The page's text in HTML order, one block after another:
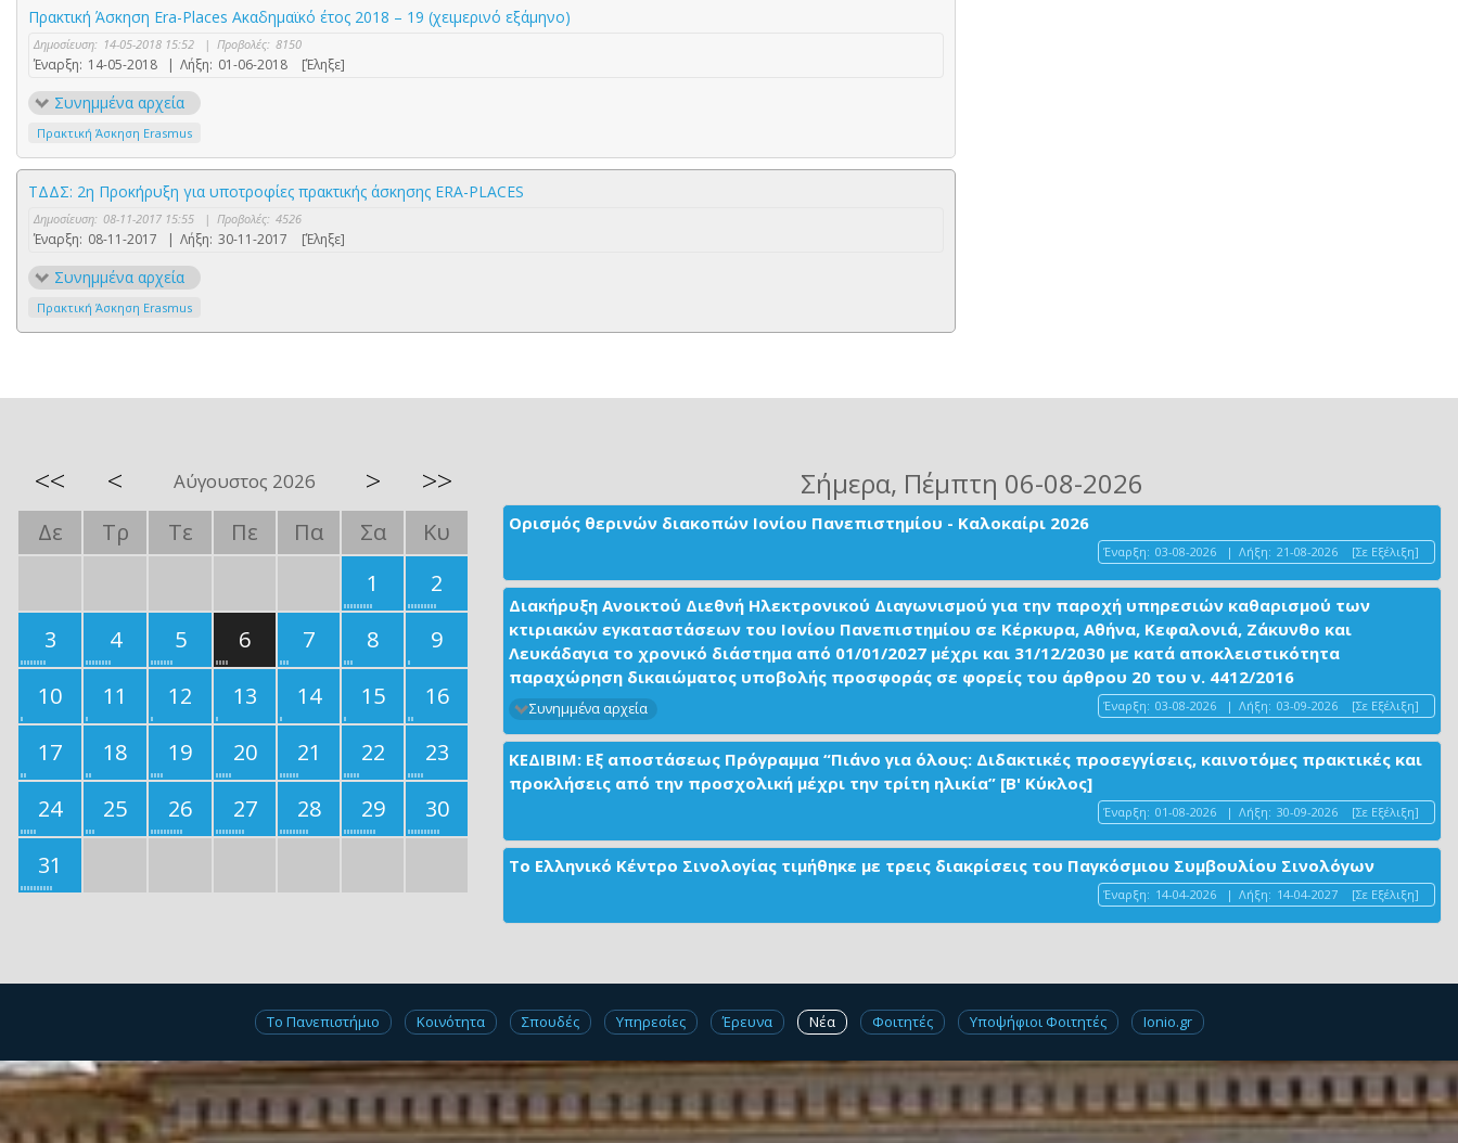
Πρακτική Άσκηση Era-Places Ακαδημαϊκό έτος 2018 – 19 (χειμερινό εξάμηνο)
Δημοσίευση: 14-05-2018 15:52 | Προβολές: 8150
Έναρξη: 14-05-2018 | Λήξη: 01-06-2018 [Έληξε]
Συνημμένα αρχεία
Πρακτική Άσκηση Erasmus
ΤΔΔΣ: 2η Προκήρυξη για υποτροφίες πρακτικής άσκησης ERA-PLACES
Δημοσίευση: 08-11-2017 15:55 | Προβολές: 4526
Έναρξη: 08-11-2017 | Λήξη: 30-11-2017 [Έληξε]
Συνημμένα αρχεία
Πρακτική Άσκηση Erasmus
<< < Αύγουστος 2026 > >>
Δε Τρ Τε Πε Πα Σα
Κυ
1
2
3
4 5 6 7 8
9
10
11 12 13 14 15
16
17
18 19 20 21 22
23
24
25 26 27 28 29
30
31
Σήμερα, Πέμπτη 06-08-2026
Ορισμός θερινών διακοπών Ιονίου Πανεπιστημίου - Καλοκαίρι 2026
Έναρξη: 03-08-2026 | Λήξη: 21-08-2026 [Σε Εξέλιξη]
Διακήρυξη Ανοικτού Διεθνή Ηλεκτρονικού Διαγωνισμού για την παροχή υπηρεσιών καθαρισμού των
κτιριακών εγκαταστάσεων του Ιονίου Πανεπιστημίου σε Κέρκυρα, Αθήνα, Κεφαλονιά, Ζάκυνθο και
Λευκάδαγια το χρονικό διάστημα από 01/01/2027 μέχρι και 31/12/2030 με κατά αποκλειστικότητα
παραχώρηση δικαιώματος υποβολής προσφοράς σε φορείς του άρθρου 20 του ν. 4412/2016
Έναρξη: 03-08-2026 | Λήξη: 03-09-2026 [Σε Εξέλιξη]
Συνημμένα αρχεία
ΚΕΔΙΒΙΜ: Εξ αποστάσεως Πρόγραμμα “Πιάνο για όλους: Διδακτικές προσεγγίσεις, καινοτόμες πρακτικές και
προκλήσεις από την προσχολική μέχρι την τρίτη ηλικία” [Β' Κύκλος]
Έναρξη: 01-08-2026 | Λήξη: 30-09-2026 [Σε Εξέλιξη]
Το Ελληνικό Κέντρο Σινολογίας τιμήθηκε με τρεις διακρίσεις του Παγκόσμιου Συμβουλίου Σινολόγων
Έναρξη: 14-04-2026 | Λήξη: 14-04-2027 [Σε Εξέλιξη]
Το Πανεπιστήμιο Κοινότητα Σπουδές Υπηρεσίες Έρευνα Νέα Φοιτητές Υποψήφιοι Φοιτητές Ionio.gr